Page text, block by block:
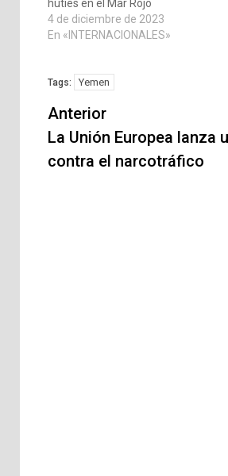
hutíes en el Mar Rojo
4 de diciembre de 2023
En «INTERNACIONALES»
Tags: Yemen
Navegación
de
entradas
Anterior
La Unión Europea lanza
contra el narcotráfico